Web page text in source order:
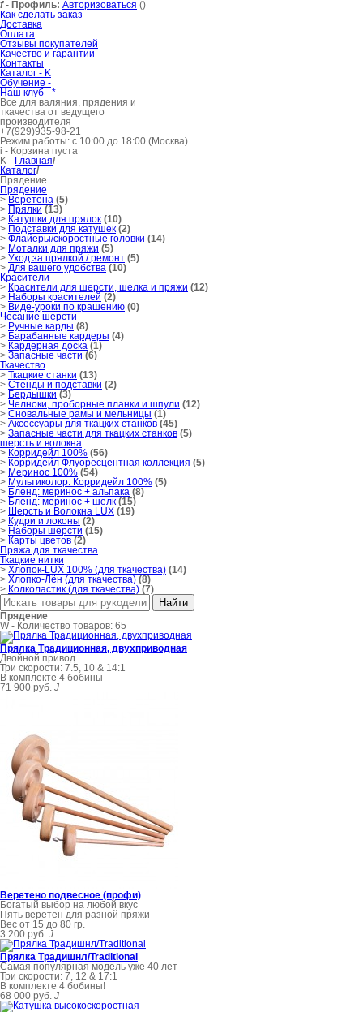
f- Профиль: Авторизоваться ()
Как сделать заказ
Доставка
Оплата
Отзывы покупателей
Качество и гарантии
Контакты
Каталог - K
Обучение -
Наш клуб - *
Все для валяния, прядения и
ткачества от ведущего
производителя
+7(929)935-98-21
Режим работы: с 10:00 до 18:00 (Москва)
i - Корзина пуста
K - Главная/
Каталог/
Прядение
Прядение
> Веретена (5)
> Прялки (13)
> Катушки для прялок (10)
> Подставки для катушек (2)
> Флайеры/скоростные головки (14)
> Моталки для пряжи (5)
> Уход за прялкой / ремонт (5)
> Для вашего удобства (10)
Красители
> Красители для шерсти, шелка и пряжи (12)
> Наборы красителей (2)
> Виде-уроки по крашению (0)
Чесание шерсти
> Ручные карды (8)
> Барабанные кардеры (4)
> Кардерная доска (1)
> Запасные части (6)
Ткачество
> Ткацкие станки (13)
> Стенды и подставки (2)
> Бердышки (3)
> Челноки, проборные планки и шпули (12)
> Сновальные рамы и мельницы (1)
> Аксессуары для ткацких станков (45)
> Запасные части для ткацких станков (5)
шерсть и волокна
> Корридейл 100% (56)
> Корридейл Флуоресцентная коллекция (5)
> Меринос 100% (54)
> Мультиколор: Корридейл 100% (5)
> Бленд: меринос + альпака (8)
> Бленд: меринос + шелк (15)
> Шерсть и Волокна LUX (19)
> Кудри и локоны (2)
> Наборы шерсти (15)
> Карты цветов (2)
Пряжа для ткачества
Ткацкие нитки
> Хлопок-LUX 100% (для ткачества) (14)
> Хлопко-Лён (для ткачества) (8)
> Колколастик (для ткачества) (7)
Прядение
W - Количество товаров: 65
Прялка Традиционная, двухприводная
Двойной привод
Три скорости: 7.5, 10 & 14:1
В комплекте 4 бобины
71 900 руб. J
Веретено подвесное (профи)
Богатый выбор на любой вкус
Пять веретен для разной пряжи
Вес от 15 до 80 гр.
3 200 руб. J
Прялка Традишнл/Traditional
Самая популярная модель уже 40 лет
Три скорости: 7, 12 & 17:1
В комплекте 4 бобины!
68 000 руб. J